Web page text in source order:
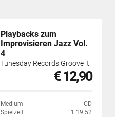
Playbacks zum
Improvisieren Jazz Vol.
4
Tunesday Records Groove it
€ 12,90
Medium
CD
Spielzeit
1:19:52